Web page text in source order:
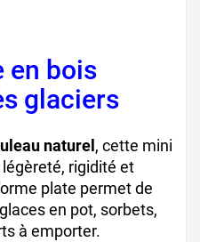
en bois
glaciers
naturel , cette mini
rigidité et
plate permet de
en pot, sorbets,
à emporter.